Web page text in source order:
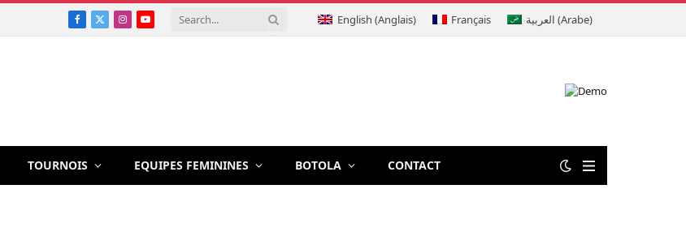
Facebook
X
Instagram
YouTube English (Anglais) Français العربية (Arabe)
TOURNOIS EQUIPES FEMININES BOTOLA CONTACT